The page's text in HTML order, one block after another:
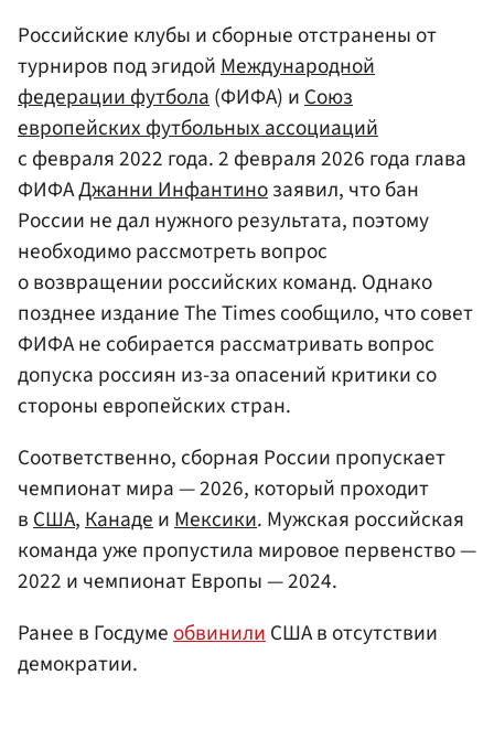
Российские клубы и сборные отстранены от
турниров под эгидой Международной
федерации футбола (ФИФА) и Союз
европейских футбольных ассоциаций
с февраля 2022 года. 2 февраля 2026 года глава
ФИФАДжанни Инфантинозаявил, что бан
России не дал нужного результата, поэтому
необходимо рассмотреть вопрос
о возвращении российских команд. Однако
позднее издание The Times сообщило, что совет
ФИФА не собирается рассматривать вопрос
допуска россиян из-за опасений критики со
стороны европейских стран.
Соответственно, сборная России пропускает
чемпионат мира — 2026, который проходит
вСША,КанадеиМексики. Мужская российская
команда уже пропустила мировое первенство —
2022 и чемпионат Европы — 2024.
Ранее в ГосдумеобвинилиСША в отсутствии
демократии.